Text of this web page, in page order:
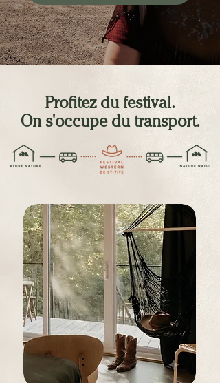
Profitez du festival.
On s'occupe du transport.